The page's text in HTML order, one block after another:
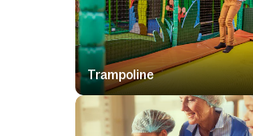
Trampoline